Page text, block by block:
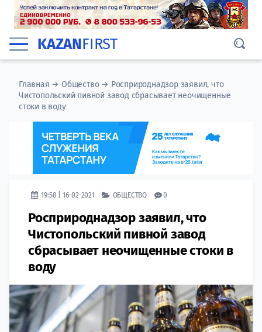
KAZANFIRST
Главная →Общество→ Росприроднадзор заявил, что
Чистопольский пивной завод сбрасывает неочищенные
стоки в воду
19:58 | 16-02-2021 ОБЩЕСТВО 0
Росприроднадзор заявил, что
Чистопольский пивной завод
сбрасывает неочищенные стоки в
воду